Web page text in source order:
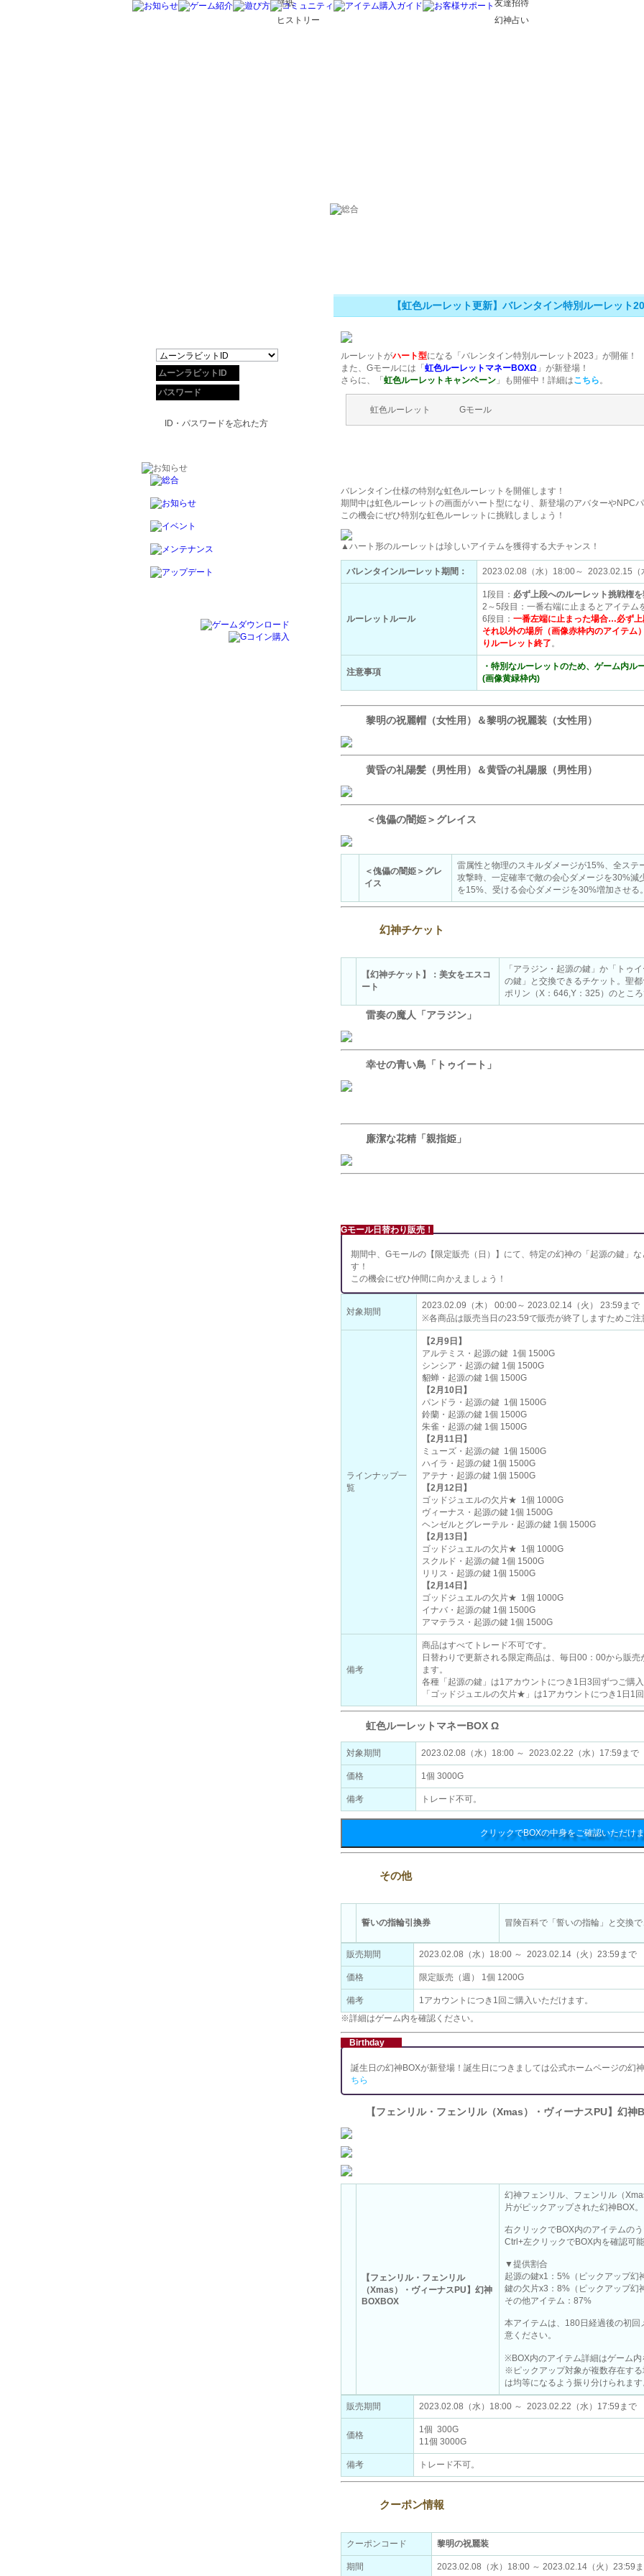
壁紙
ヒストリー
友達招待
幻神占い
【虹色ルーレット更新】バレンタイン特別ルーレット
ルーレットがハート型になる「バレンタイン特別ルーレット2023」が開催！
また、Gモールには「 虹色ルーレットマネーBOXΩ」が新登場！
さらに、「 虹色ルーレットキャンペーン」も開催中！詳細はこちら。
虹色ルーレット Gモール
バレンタイン仕様の特別な虹色ルーレットを開催します！
期間中は虹色ルーレットの画面がハート型になり、新登場のアバターやNPC
この機会にぜひ特別な虹色ルーレットに挑戦しましょう！
▲ハート形のルーレットは珍しいアイテムを獲得する大チャンス！
バレンタインルーレット期間： 2023.02.08（水）18:00～ 2023.02.15（
ルーレットルール
1段目： 必ず上段へのルーレット挑戦権を
2～5段目：一番右端に止まるとアイテム
6段目： 一番左端に止まった場合…必ず上
それ以外の場所（画像赤枠内のアイテ
りルーレット終了。
注意事項
・特別なルーレットのため、ゲーム内ル
(画像黄緑枠内)
黎明の祝麗帽（女性用）＆黎明の祝麗装（女性用）
黄昏の礼陽髪（男性用）＆黄昏の礼陽服（男性用）
＜傀儡の闇姫＞グレイス
＜傀儡の闇姫＞グレ
イス
雷属性と物理のスキルダメージが15%、全ステ
攻撃時、一定確率で敵の会心ダメージを30%減
を15%、受ける会心ダメージを30%増加させる
幻神チケット
【幻神チケット】：美女をエスコ
ート
「アラジン・起源の鍵」か「トゥ
の鍵」と交換できるチケット。聖
ポリン（X：646,Y：325）のところ
雷奏の魔人「アラジン」
幸せの青い鳥「トゥイート」
廉潔な花精「親指姫」
Gモール日替わり販売！
期間中、Gモールの【限定販売（日）】にて、特定の幻神の「起源の鍵」な
す！
この機会にぜひ仲間に向かえましょう！
対象期間
2023.02.09（木） 00:00～ 2023.02.14（火） 23:59まで
※各商品は販売当日の23:59で販売が終了しますためご注
ラインナップ一
覧
【2月9日】
アルテミス・起源の鍵 1個 1500G
シンシア・起源の鍵 1個 1500G
貂蝉・起源の鍵 1個 1500G
【2月10日】
パンドラ・起源の鍵 1個 1500G
鈴蘭・起源の鍵 1個 1500G
朱雀・起源の鍵 1個 1500G
【2月11日】
ミューズ・起源の鍵 1個 1500G
ハイラ・起源の鍵 1個 1500G
アテナ・起源の鍵 1個 1500G
【2月12日】
ゴッドジュエルの欠片★ 1個 1000G
ヴィーナス・起源の鍵 1個 1500G
ヘンゼルとグレーテル・起源の鍵 1個 1500G
【2月13日】
ゴッドジュエルの欠片★ 1個 1000G
スクルド・起源の鍵 1個 1500G
リリス・起源の鍵 1個 1500G
【2月14日】
ゴッドジュエルの欠片★ 1個 1000G
イナバ・起源の鍵 1個 1500G
アマテラス・起源の鍵 1個 1500G
備考
商品はすべてトレード不可です。
日替わりで更新される限定商品は、毎日00：00から販
ます。
各種「起源の鍵」は1アカウントにつき1日3回ずつご購入
「ゴッドジュエルの欠片★」は1アカウントにつき1日1回
虹色ルーレットマネーBOX Ω
対象期間 2023.02.08（水）18:00 ～ 2023.02.22（水）17:59まで
価格 1個 3000G
備考 トレード不可。
クリックでBOXの中身をご確認いただけ
その他
誓いの指輪引換券 冒険百科で「誓いの指輪」と交換で
販売期間 2023.02.08（水）18:00 ～ 2023.02.14（火）23:59まで
価格 限定販売（週） 1個 1200G
備考
1アカウントにつき1回ご購入いただけます。
※詳細はゲーム内を確認ください。
Birthday
誕生日の幻神BOXが新登場！誕生日につきましては公式ホームページの幻
ちら
【フェンリル・フェンリル（Xmas）・ヴィーナスPU】幻神
【フェンリル・フェンリル
（Xmas）・ヴィーナスPU】幻神
BOXBOX
幻神フェンリル、フェンリル（
片がピックアップされた幻神BOX。
右クリックでBOX内のアイテムの
Ctrl+左クリックでBOX内を確認可能
▼提供割合
起源の鍵x1：5%（ピックアップ幻
鍵の欠片x3：8%（ピックアップ幻
その他アイテム：87%
本アイテムは、180日経過後の初
意ください。
※BOX内のアイテム詳細はゲーム内
※ピックアップ対象が複数存在す
は均等になるよう振り分けられます
販売期間 2023.02.08（水）18:00 ～ 2023.02.22（水）17:59まで
価格
1個 300G
11個 3000G
備考 トレード不可。
クーポン情報
クーポンコード 黎明の祝麗装
期間 2023.02.08（水）18:00 ～ 2023.02.14（火）23:59
ID・パスワードを忘れた方